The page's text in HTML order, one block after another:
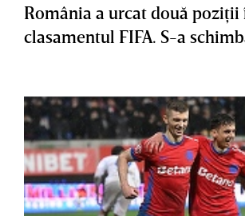
România a urcat două poziţii
clasamentul FIFA. S-a